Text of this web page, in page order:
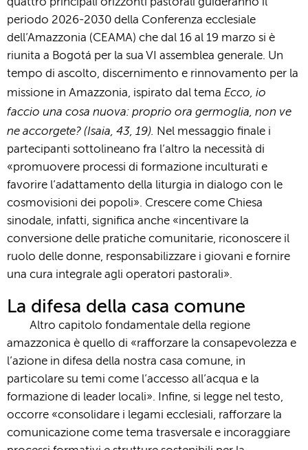
quattro principali orizzonti pastorali guideranno il
periodo 2026-2030 della Conferenza ecclesiale
dell’Amazzonia (CEAMA) che dal 16 al 19 marzo si è
riunita a Bogotá per la sua VI assemblea generale. Un
tempo di ascolto, discernimento e rinnovamento per la
missione in Amazzonia, ispirato dal tema Ecco, io
faccio una cosa nuova: proprio ora germoglia, non ve
ne accorgete? (Isaia, 43, 19). Nel messaggio finale i
partecipanti sottolineano fra l’altro la necessità di
«promuovere processi di formazione inculturati e
favorire l’adattamento della liturgia in dialogo con le
cosmovisioni dei popoli». Crescere come Chiesa
sinodale, infatti, significa anche «incentivare la
conversione delle pratiche comunitarie, riconoscere il
ruolo delle donne, responsabilizzare i giovani e fornire
una cura integrale agli operatori pastorali».
La difesa della casa comune
Altro capitolo fondamentale della regione
amazzonica è quello di «rafforzare la consapevolezza e
l’azione in difesa della nostra casa comune, in
particolare su temi come l’accesso all’acqua e la
formazione di leader locali». Infine, si legge nel testo,
occorre «consolidare i legami ecclesiali, rafforzare la
comunicazione come tema trasversale e incoraggiare